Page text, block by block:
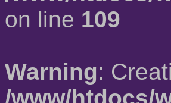
on line 109
Warning:
/www/htdocs/